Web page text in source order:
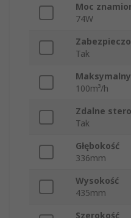
Moc
74W
Tak
100m³/h
Zdalne
Tak
Głębokość
336mm
Wysokość
435mm
Szerokość